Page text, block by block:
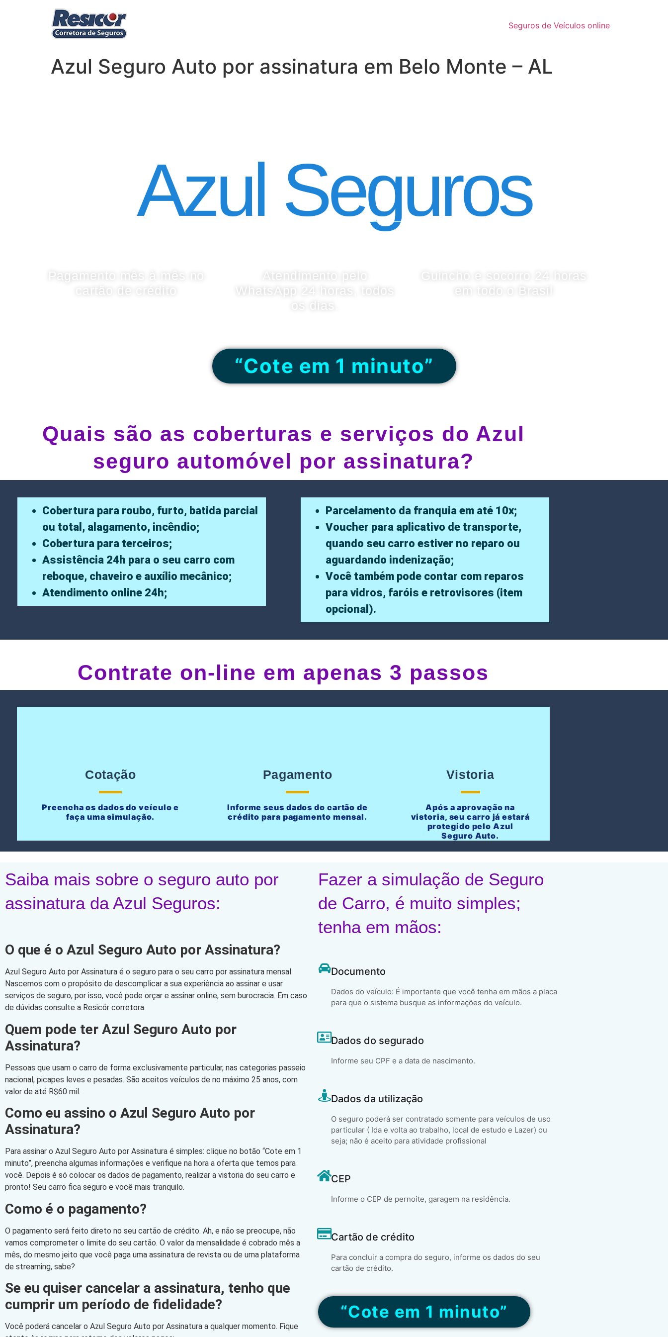
Seguros de Veículos online
Azul Seguro Auto por assinatura em Belo Monte – AL
Azul Seguros
Pagamento mês à mês no
cartão de crédito
Atendimento pelo
WhatsApp 24 horas, todos
os dias.
Guincho e socorro 24 horas
em todo o Brasil
“Cote em 1 minuto”
Quais são as coberturas e serviços do Azul
seguro automóvel por assinatura?
Cobertura para roubo, furto, batida parcial
ou total, alagamento, incêndio;
Cobertura para terceiros;
Assistência 24h para o seu carro com
reboque, chaveiro e auxílio mecânico;
Atendimento online 24h;
Parcelamento da franquia em até 10x;
Voucher para aplicativo de transporte,
quando seu carro estiver no reparo ou
aguardando indenização;
Você também pode contar com reparos
para vidros, faróis e retrovisores (item
opcional).
Contrate on-line em apenas 3 passos
Cotação
Preencha os dados do veículo e
faça uma simulação.
Pagamento
Informe seus dados do cartão de
crédito para pagamento mensal.
Vistoria
Após a aprovação na
vistoria, seu carro já estará
protegido pelo Azul
Seguro Auto.
Saiba mais sobre o seguro auto por
assinatura da Azul Seguros:
O que é o Azul Seguro Auto por Assinatura?
Azul Seguro Auto por Assinatura é o seguro para o seu carro por assinatura mensal.
Nascemos com o propósito de descomplicar a sua experiência ao assinar e usar
serviços de seguro, por isso, você pode orçar e assinar online, sem burocracia. Em caso
de dúvidas consulte a Resicór corretora.
Quem pode ter Azul Seguro Auto por
Assinatura?
Pessoas que usam o carro de forma exclusivamente particular, nas categorias passeio
nacional, picapes leves e pesadas. São aceitos veículos de no máximo 25 anos, com
valor de até R$60 mil.
Como eu assino o Azul Seguro Auto por
Assinatura?
Para assinar o Azul Seguro Auto por Assinatura é simples: clique no botão “Cote em 1
minuto”, preencha algumas informações e verifique na hora a oferta que temos para
você. Depois é só colocar os dados de pagamento, realizar a vistoria do seu carro e
pronto! Seu carro fica seguro e você mais tranquilo.
Como é o pagamento?
O pagamento será feito direto no seu cartão de crédito. Ah, e não se preocupe, não
vamos comprometer o limite do seu cartão. O valor da mensalidade é cobrado mês a
mês, do mesmo jeito que você paga uma assinatura de revista ou de uma plataforma
de streaming, sabe?
Se eu quiser cancelar a assinatura, tenho que
cumprir um período de fidelidade?
Você poderá cancelar o Azul Seguro Auto por Assinatura a qualquer momento. Fique
Fazer a simulação de Seguro
de Carro, é muito simples;
tenha em mãos:
Documento
Dados do veículo: É importante que você tenha em mãos a placa
para que o sistema busque as informações do veículo.
Dados do segurado
Informe seu CPF e a data de nascimento.
Dados da utilização
O seguro poderá ser contratado somente para veículos de uso
particular ( Ida e volta ao trabalho, local de estudo e Lazer) ou
seja; não é aceito para atividade profissional
CEP
Informe o CEP de pernoite, garagem na residência.
Cartão de crédito
Para concluir a compra do seguro, informe os dados do seu
cartão de crédito.
“Cote em 1 minuto”